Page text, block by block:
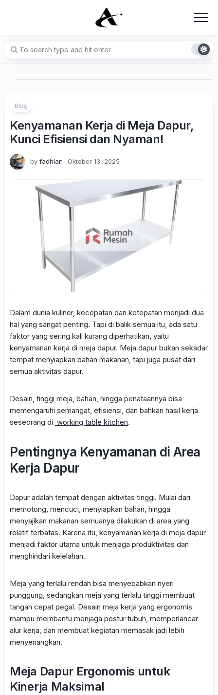
Blog
Kenyamanan Kerja di Meja Dapur,
Kunci Efisiensi dan Nyaman!
by fadhlan Oktober 13, 2025
Dalam dunia kuliner, kecepatan dan ketepatan menjadi dua
hal yang sangat penting. Tapi di balik semua itu, ada satu
faktor yang sering kali kurang diperhatikan, yaitu
kenyamanan kerja di meja dapur. Meja dapur bukan sekadar
tempat menyiapkan bahan makanan, tapi juga pusat dari
semua aktivitas dapur.
Desain, tinggi meja, bahan, hingga penataannya bisa
memengaruhi semangat, efisiensi, dan bahkan hasil kerja
seseorang di working table kitchen.
Pentingnya Kenyamanan di Area
Kerja Dapur
Dapur adalah tempat dengan aktivitas tinggi. Mulai dari
memotong, mencuci, menyiapkan bahan, hingga
menyajikan makanan semuanya dilakukan di area yang
relatif terbatas. Karena itu, kenyamanan kerja di meja dapur
menjadi faktor utama untuk menjaga produktivitas dan
menghindari kelelahan.
Meja yang terlalu rendah bisa menyebabkan nyeri
punggung, sedangkan meja yang terlalu tinggi membuat
tangan cepat pegal. Desain meja kerja yang ergonomis
mampu membantu menjaga postur tubuh, memperlancar
alur kerja, dan membuat kegiatan memasak jadi lebih
menyenangkan.
Meja Dapur Ergonomis untuk
Kinerja Maksimal